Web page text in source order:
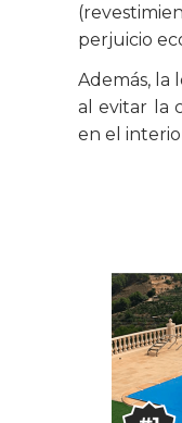
perjuicio
Además, la
al evitar la
en el